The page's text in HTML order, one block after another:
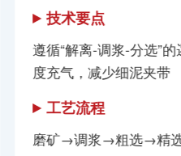
技术要点
遵循“解离-调浆-分选”
度充气，减少细泥夹带
工艺流程
磨矿→调浆→粗选→精